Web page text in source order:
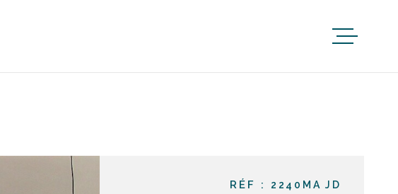
RÉF : 2240MA JD